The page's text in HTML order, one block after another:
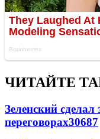
ЧИТАЙТЕ
Зеленский
переговорах30687